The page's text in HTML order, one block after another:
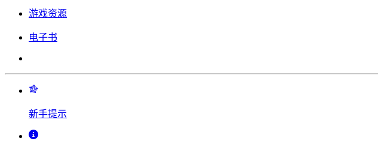
游戏资源
电子书
新手提示